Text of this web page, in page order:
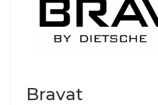
Bravat